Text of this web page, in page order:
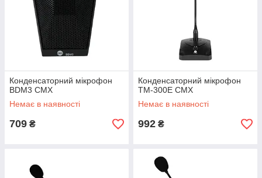
Конденсаторний мікрофон
BDM3 CMX
Немає в наявності
709 ₴
Конденсаторний мікрофон
TM-300E CMX
Немає в наявності
992 ₴